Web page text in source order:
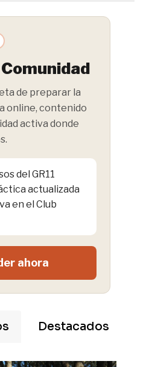
Comunidad
de preparar la
online, contenido
activa donde
del GR11
actualizada
en el Club
ahora
Destacados